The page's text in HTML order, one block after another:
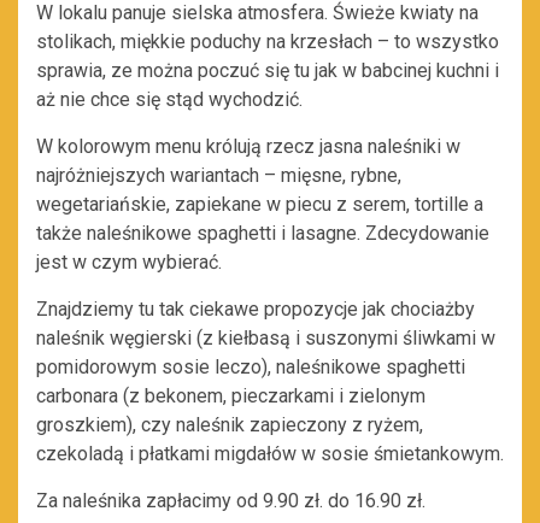
W lokalu panuje sielska atmosfera. Świeże kwiaty na
stolikach, miękkie poduchy na krzesłach – to wszystko
sprawia, ze można poczuć się tu jak w babcinej kuchni i
aż nie chce się stąd wychodzić.
W kolorowym menu królują rzecz jasna naleśniki w
najróżniejszych wariantach – mięsne, rybne,
wegetariańskie, zapiekane w piecu z serem, tortille a
także naleśnikowe spaghetti i lasagne. Zdecydowanie
jest w czym wybierać.
Znajdziemy tu tak ciekawe propozycje jak chociażby
naleśnik węgierski (z kiełbasą i suszonymi śliwkami w
pomidorowym sosie leczo), naleśnikowe spaghetti
carbonara (z bekonem, pieczarkami i zielonym
groszkiem), czy naleśnik zapieczony z ryżem,
czekoladą i płatkami migdałów w sosie śmietankowym.
Za naleśnika zapłacimy od 9.90 zł. do 16.90 zł.